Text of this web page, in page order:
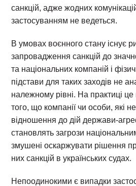
санкцій, адже жодних
застосуванням не ведеться.
В умовах воєнного стану існує
запровадження санкцій до
та національних компаній і
підстави для таких заходів не
належному рівні. На практиці
того, що компанії чи особи, які
відношення до дій держави-
становлять загрози
змушені оскаржувати рішення
них санкцій в українських судах.
Непоодинокими є випадки